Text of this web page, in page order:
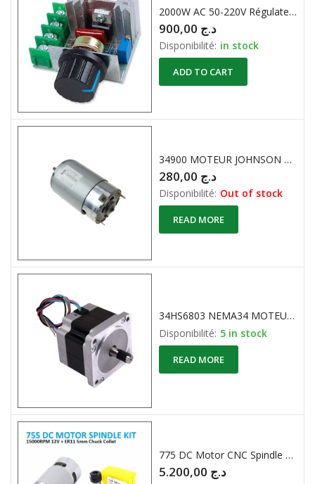
2000W AC 50-220V Régulateur de Tension Réglable Controleur de Vitesse MOTEUR AC PWM
د.ج
Disponibilité: in stock
ADD TO CART
34900 MOTEUR JOHNSON 12VDC
د.ج
Disponibilité: Out of stock
READ MORE
34HS6803 NEMA34 MOTEUR PAS A PAS 34 HS 2 PHASES 3,5mH
Disponibilité: 5 in stock
READ MORE
775 DC Motor CNC Spindle with ER11 Collet Kit
د.ج